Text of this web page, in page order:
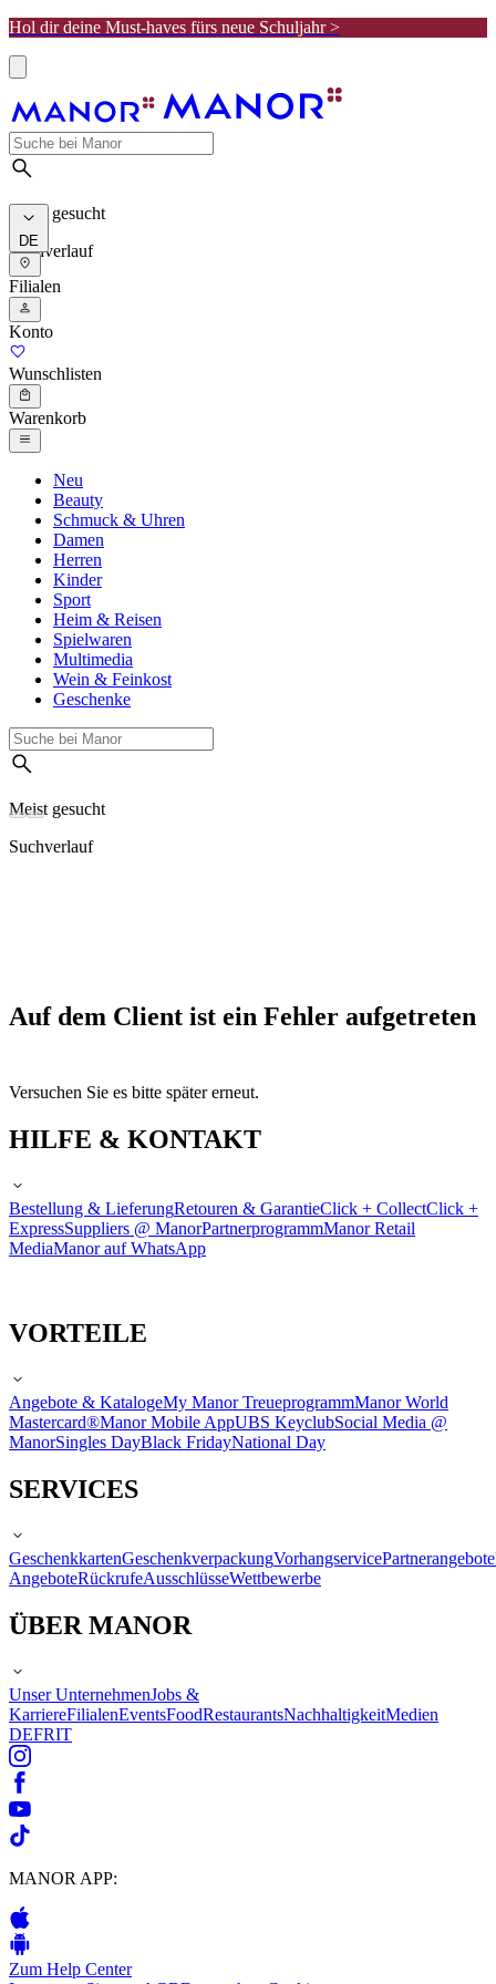
Hol dir deine Must-haves fürs neue Schuljahr >
Meist gesucht
Suchverlauf
DE
Filialen
Konto
Wunschlisten
Warenkorb
Neu
Beauty
Schmuck & Uhren
Damen
Herren
Kinder
Sport
Heim & Reisen
Spielwaren
Multimedia
Wein & Feinkost
Geschenke
Meist gesucht
Suchverlauf
Auf dem Client ist ein Fehler aufgetreten
Versuchen Sie es bitte später erneut.
HILFE & KONTAKT
Bestellung & LieferungRetouren & GarantieClick + CollectClick +
ExpressSuppliers @ ManorPartnerprogrammManor Retail
MediaManor auf WhatsApp
VORTEILE
Angebote & KatalogeMy Manor TreueprogrammManor World
Mastercard®Manor Mobile AppUBS KeyclubSocial Media @
ManorSingles DayBlack FridayNational Day
SERVICES
GeschenkkartenGeschenkverpackungVorhangservicePartnerangebote
AngeboteRückrufeAusschlüsseWettbewerbe
ÜBER MANOR
Unser UnternehmenJobs &
KarriereFilialenEventsFoodRestaurantsNachhaltigkeitMedien
DEFRIT
MANOR APP:
Zum Help Center